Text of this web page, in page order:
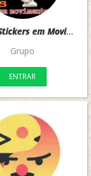
⦕𝙎𝙚𝙫𝙚𝙣 𝙎𝙩𝙞𝙘𝙠𝙚𝙧𝙨 𝙚𝙢 𝙈𝙤𝙫𝙞𝙢𝙚𝙣𝙩𝙤⦖
Grupo
ENTRAR